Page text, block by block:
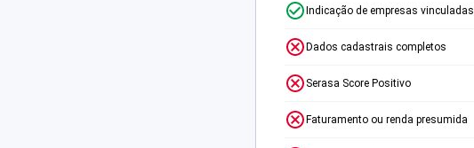
Indicação de empresas vinculadas
Dados cadastrais completos
Serasa Score Positivo
Faturamento ou renda presumida